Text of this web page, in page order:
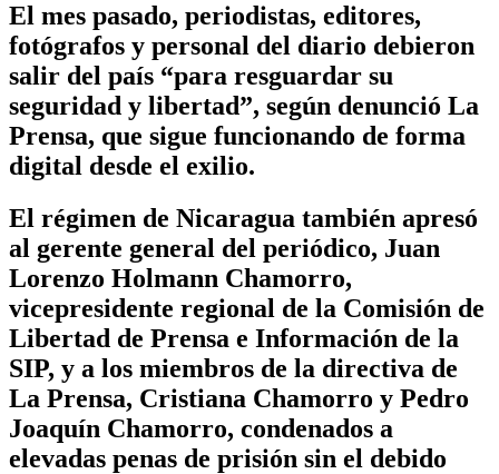
El mes pasado, periodistas, editores,
fotógrafos y personal del diario debieron
salir del país “para resguardar su
seguridad y libertad”, según denunció La
Prensa, que sigue funcionando de forma
digital desde el exilio.
El régimen de Nicaragua también apresó
al gerente general del periódico, Juan
Lorenzo Holmann Chamorro,
vicepresidente regional de la Comisión de
Libertad de Prensa e Información de la
SIP, y a los miembros de la directiva de
La Prensa, Cristiana Chamorro y Pedro
Joaquín Chamorro, condenados a
elevadas penas de prisión sin el debido